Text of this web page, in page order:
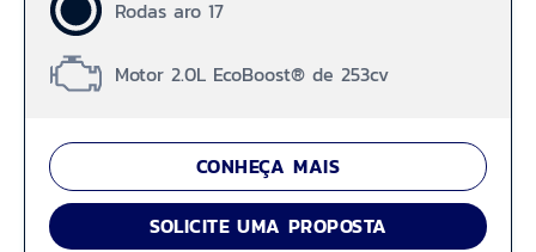
Rodas aro 17
Motor 2.0L EcoBoost® de 253cv
CONHEÇA MAIS
SOLICITE UMA PROPOSTA